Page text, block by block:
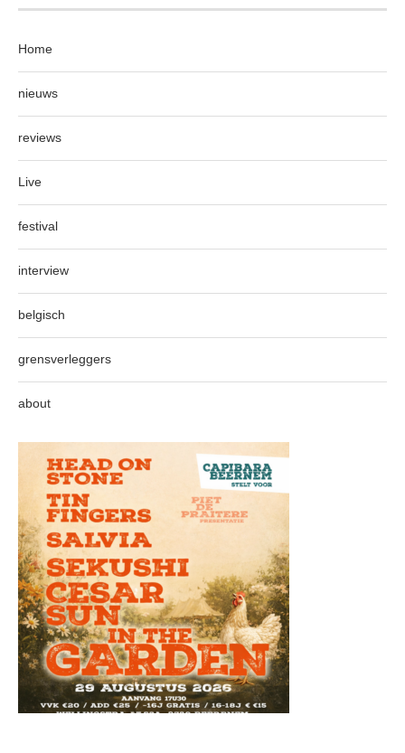
Home
nieuws
reviews
Live
festival
interview
belgisch
grensverleggers
about